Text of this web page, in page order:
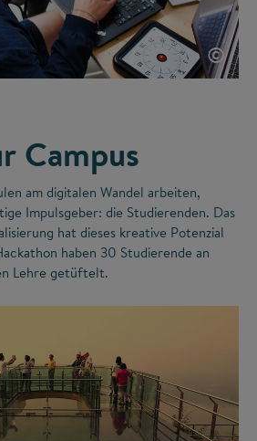
©
Campus
am digitalen Wandel arbeiten,
Impulsgeber: die Studierenden. Das
hat dieses kreative Potenzial
haben 30 Studierende an
Lehre getüftelt.